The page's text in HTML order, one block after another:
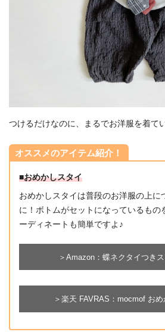
つけるだけなのに、まるでお洋服を着て
オススメのアイテム紹介！
■おめかしスタイ
おめかしスタイは普段のお洋服の上に
に！ボトムがセットになっているもの
ーディネートも簡単ですよ♪
＞Amazon：蝶ネクタイつき
＞楽天 FAVRAS：mocmof おめ